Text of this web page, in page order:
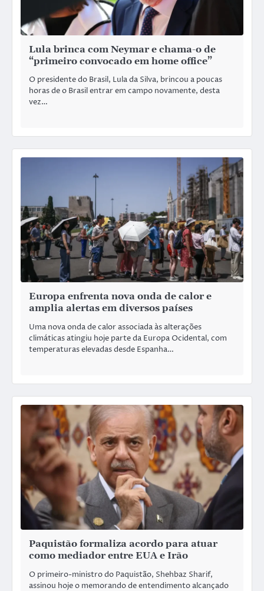
Lula brinca com Neymar e chama-o de
“primeiro convocado em home office”
O presidente do Brasil, Lula da Silva, brincou a poucas
horas de o Brasil entrar em campo novamente, desta
vez…
Europa enfrenta nova onda de calor e
amplia alertas em diversos países
Uma nova onda de calor associada às alterações
climáticas atingiu hoje parte da Europa Ocidental, com
temperaturas elevadas desde Espanha…
Paquistão formaliza acordo para atuar
como mediador entre EUA e Irão
O primeiro-ministro do Paquistão, Shehbaz Sharif,
assinou hoje o memorando de entendimento alcançado